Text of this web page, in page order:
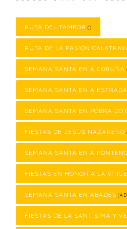
RUTA DEL TAMBOR ()
RUTA DE LA PASIÓN
SEMANA SANTA EN A CORUÑA
SEMANA SANTA EN A ESTRADA
SEMANA SANTA EN POBRA DO
FIESTAS DE JESÚS NAZARENO
SEMANA SANTA EN A
FIESTAS EN HONOR A LA
SEMANA SANTA EN ABADES
FIESTAS DE LA SANTÍSIMA Y